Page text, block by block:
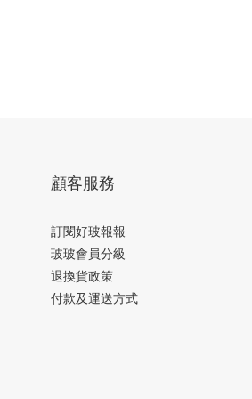
顧客服務
訂閱好玻報報
玻玻會員分級
退換貨政策
付款及運送方式